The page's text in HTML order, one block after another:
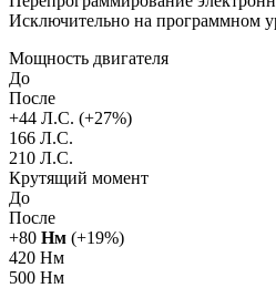
Исключительно на программном
Мощность двигателя
До
После
+44 Л.С. (+27%)
166 Л.С.
210 Л.С.
Крутящий момент
До
После
+80 Нм (+19%)
420 Нм
500 Нм